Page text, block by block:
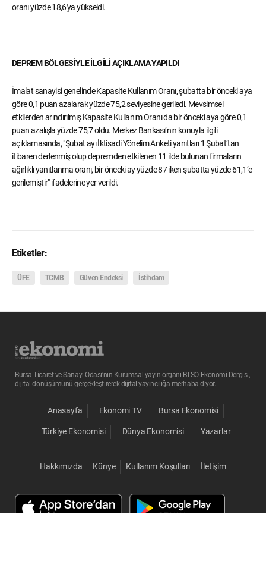
oranı yüzde 18,6'ya yükseldi.
DEPREM BÖLGESİYLE İLGİLİ AÇIKLAMA YAPILDI
İmalat sanayisi genelinde Kapasite Kullanım Oranı, şubatta bir önceki aya
göre 0,1 puan azalarak yüzde 75,2 seviyesine geriledi. Mevsimsel
etkilerden arındırılmış Kapasite Kullanım Oranı da bir önceki aya göre 0,1
puan azalışla yüzde 75,7 oldu. Merkez Bankası’nın konuyla ilgili
açıklamasında, "Şubat ayı İktisadi Yönelim Anketi yanıtları 1 Şubat’tan
itibaren derlenmiş olup depremden etkilenen 11 ilde bulunan firmaların
ağırlıklı yanıtlanma oranı, bir önceki ay yüzde 87 iken şubatta yüzde 61,1’e
gerilemiştir" ifadelerine yer verildi.
Etiketler:
ÜFE TCMB Güven Endeksi İstihdam
Bursa Ticaret ve Sanayi Odası’nın Kurumsal yayın organı BTSO Ekonomi Dergisi,
dijital dönüşümünü gerçekleştirerek dijital yayıncılığa merhaba diyor.
Anasayfa Ekonomi TV Bursa Ekonomisi
Türkiye Ekonomisi Dünya Ekonomisi Yazarlar
Hakkımızda Künye Kullanım Koşulları İletişim